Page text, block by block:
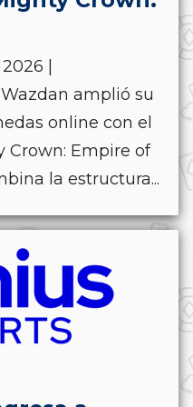
|
amplió su
online con el
Crown: Empire of
la estructura...